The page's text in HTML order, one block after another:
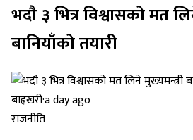
भदौ ३ भित्र विश्वासको मत
बानियाँको तयारी
बाह्रखरी·a day ago
राजनीति